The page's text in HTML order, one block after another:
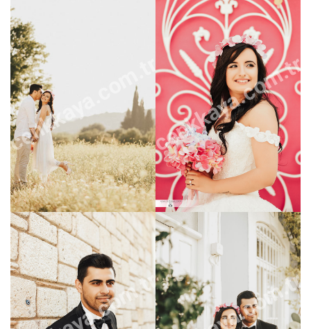
cenkkaya.com.trcenkkaya.com.tr